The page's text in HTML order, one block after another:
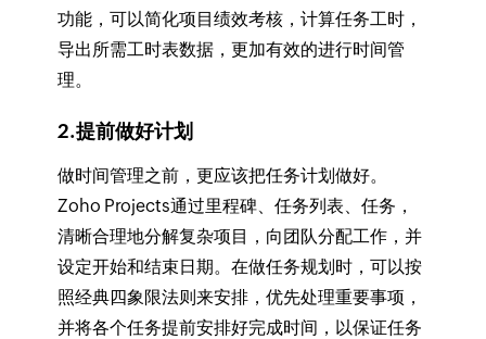
功能，可以简化项目绩效考核，计算任务工时，
导出所需工时表数据，更加有效的进行时间管
理。
2.提前做好计划
做时间管理之前，更应该把任务计划做好。
Zoho Projects通过里程碑、任务列表、任务，
清晰合理地分解复杂项目，向团队分配工作，并
设定开始和结束日期。在做任务规划时，可以按
照经典四象限法则来安排，优先处理重要事项，
并将各个任务提前安排好完成时间，以保证任务